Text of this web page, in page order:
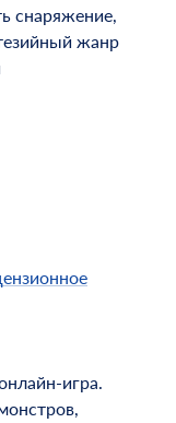
снаряжение,
жанр
игра.